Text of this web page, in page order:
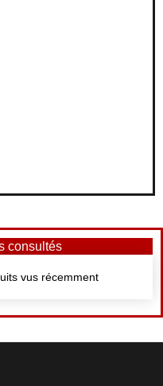
consultés
vus récemment